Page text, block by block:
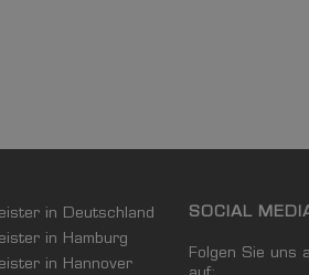
in Deutschland
in Hamburg
in Hannover
SOCIAL
Folgen Sie uns